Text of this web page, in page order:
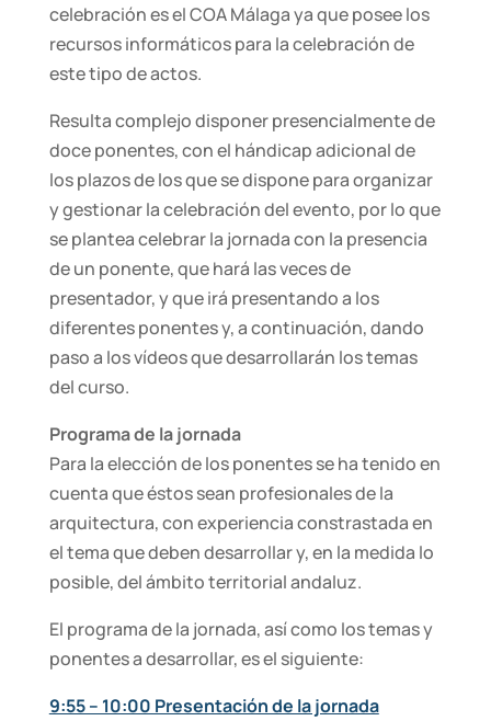
celebración es el COA Málaga ya que posee los
recursos informáticos para la celebración de
este tipo de actos.
Resulta complejo disponer presencialmente de
doce ponentes, con el hándicap adicional de
los plazos de los que se dispone para organizar
y gestionar la celebración del evento, por lo que
se plantea celebrar la jornada con la presencia
de un ponente, que hará las veces de
presentador, y que irá presentando a los
diferentes ponentes y, a continuación, dando
paso a los vídeos que desarrollarán los temas
del curso.
Programa de la jornada
Para la elección de los ponentes se ha tenido en
cuenta que éstos sean profesionales de la
arquitectura, con experiencia constrastada en
el tema que deben desarrollar y, en la medida lo
posible, del ámbito territorial andaluz.
El programa de la jornada, así como los temas y
ponentes a desarrollar, es el siguiente:
9:55 – 10:00 Presentación de la jornada